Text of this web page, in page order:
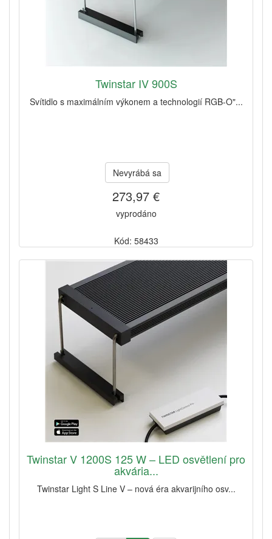
Twinstar IV 900S
Svítidlo s maximálním výkonem a technologií RGB-O"...
Nevyrábá sa
273,97 €
vyprodáno
Kód: 58433
Twinstar V 1200S 125 W – LED osvětlení pro
akvária...
Twinstar Light S Line V – nová éra akvarijního osv...